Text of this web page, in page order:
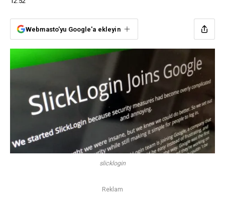
Webmasto'yu Google'a ekleyin
slicklogin
Reklam